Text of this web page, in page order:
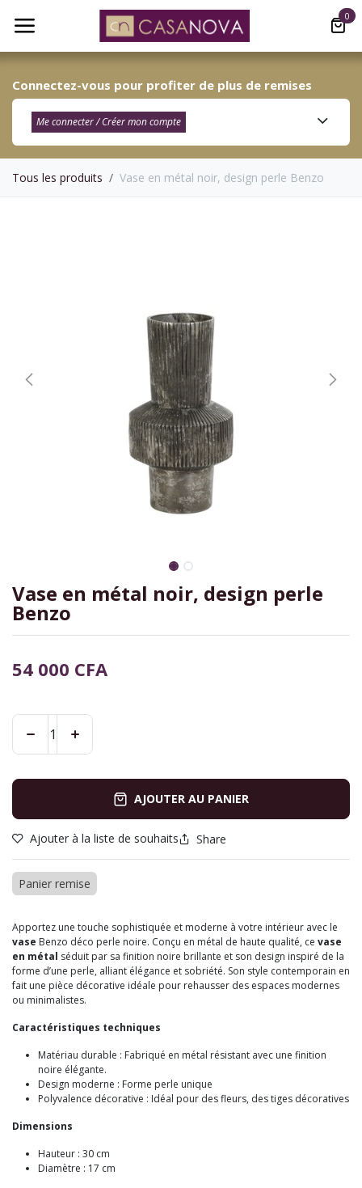
0
Connectez-vous pour profiter de plus de remises
Me connecter / Créer mon compte​
Tous les produits Vase en métal noir, design perle Benzo
Vase en métal noir, design perle
Benzo
54 000 CFA
AJOUTER AU PANIER
Ajouter à la liste de souhaits Share
Panier remise
Apportez une touche sophistiquée et moderne à votre intérieur avec le
vase Benzo déco perle noire. Conçu en métal de haute qualité, ce vase
en métal séduit par sa finition noire brillante et son design inspiré de la
forme d’une perle, alliant élégance et sobriété. Son style contemporain en
fait une pièce décorative idéale pour rehausser des espaces modernes
ou minimalistes.
Caractéristiques techniques
Matériau durable : Fabriqué en métal résistant avec une finition
noire élégante.
Design moderne : Forme perle unique
Polyvalence décorative : Idéal pour des fleurs, des tiges décoratives
Dimensions
Hauteur : 30 cm
Diamètre : 17 cm